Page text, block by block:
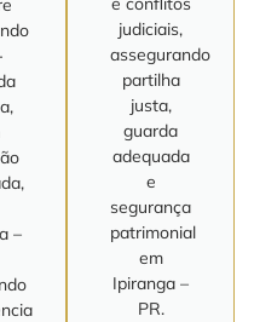
–
judiciais,
assegurando
partilha
justa,
guarda
adequada
e
segurança
patrimonial
em
Ipiranga –
PR.